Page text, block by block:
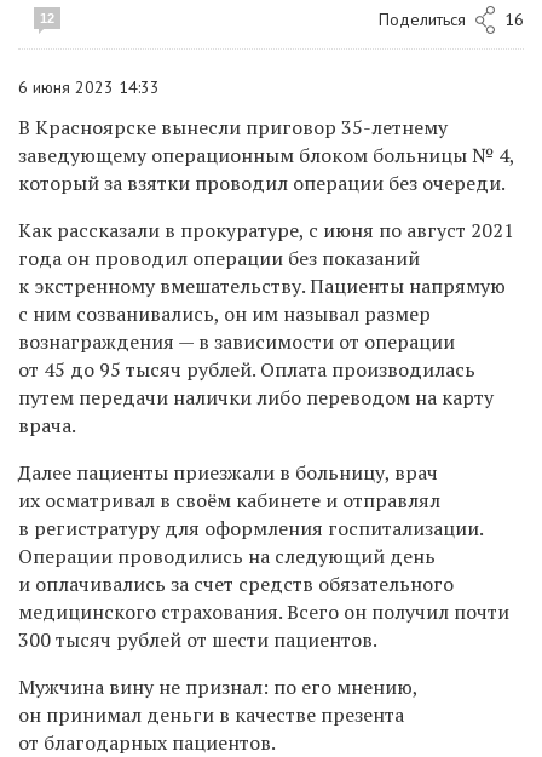
12 Поделиться 16
6 июня 2023 14:33
В Красноярске вынесли приговор 35-летнему
заведующему операционным блоком больницы № 4,
который за взятки проводил операции без очереди.
Как рассказали в прокуратуре, с июня по август 2021
года он проводил операции без показаний
к экстренному вмешательству. Пациенты напрямую
с ним созванивались, он им называл размер
вознаграждения — в зависимости от операции
от 45 до 95 тысяч рублей. Оплата производилась
путем передачи налички либо переводом на карту
врача.
Далее пациенты приезжали в больницу, врач
их осматривал в своём кабинете и отправлял
в регистратуру для оформления госпитализации.
Операции проводились на следующий день
и оплачивались за счет средств обязательного
медицинского страхования.Всего он получил почти
300 тысяч рублей от шести пациентов.
Мужчина вину не признал: по его мнению,
он принимал деньги в качестве презента
от благодарных пациентов.